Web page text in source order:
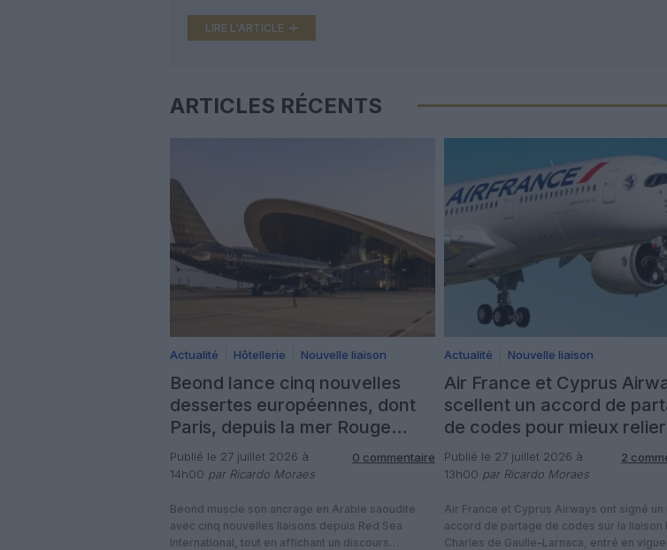
LIRE L'ARTICLE
ARTICLES RÉCENTS
Actualité Hôtellerie Nouvelle liaison
Beond lance cinq nouvelles
dessertes européennes, dont
Paris, depuis la mer Rouge
saoudienne
Publié le 27 juillet 2026 à
14h00 par Ricardo Moraes
0 commentaire
Beond muscle son ancrage en Arabie saoudite
avec cinq nouvelles liaisons depuis Red Sea
International, tout en affichant un discours
Actualité Nouvelle liaison
Air France et Cyprus
scellent un accord de
de codes pour mieux relier
Paris à Larnaca
Publié le 27 juillet 2026 à
13h00 par Ricardo Moraes
2
Air France et Cyprus Airways ont signé un
accord de partage de codes sur la liaison
Charles de Gaulle–Larnaca, entré en